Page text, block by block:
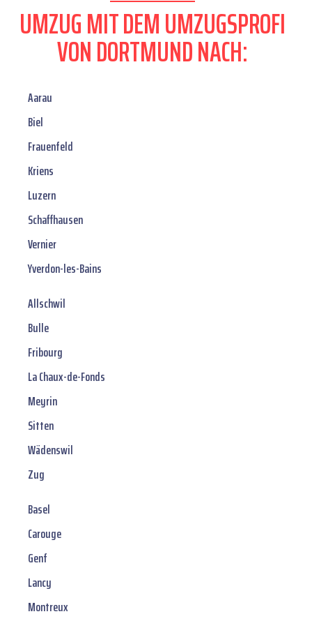
UMZUG MIT DEM UMZUGSPROFI
VON DORTMUND NACH:
Aarau
Biel
Frauenfeld
Kriens
Luzern
Schaffhausen
Vernier
Yverdon-les-Bains
Allschwil
Bulle
Fribourg
La Chaux-de-Fonds
Meyrin
Sitten
Wädenswil
Zug
Basel
Carouge
Genf
Lancy
Montreux